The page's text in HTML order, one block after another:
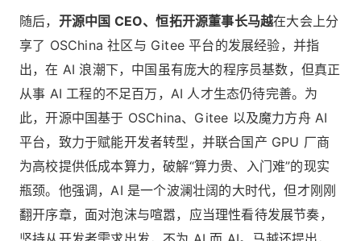
随后， 开源中国 CEO、恒拓开源董事长马越在大会上分
享了 OSChina 社区与 Gitee 平台的发展经验，并指
出，在 AI 浪潮下，中国虽有庞大的程序员基数，但真正
从事 AI 工程的不足百万，AI 人才生态仍待完善。为
此，开源中国基于 OSChina、Gitee 以及魔力方舟 AI
平台，致力于赋能开发者转型，并联合国产 GPU 厂商
为高校提供低成本算力，破解“算力贵、入门难”的现实
瓶颈。他强调，AI 是一个波澜壮阔的大时代，但才刚刚
翻开序章，面对泡沫与喧嚣，应当理性看待发展节奏，